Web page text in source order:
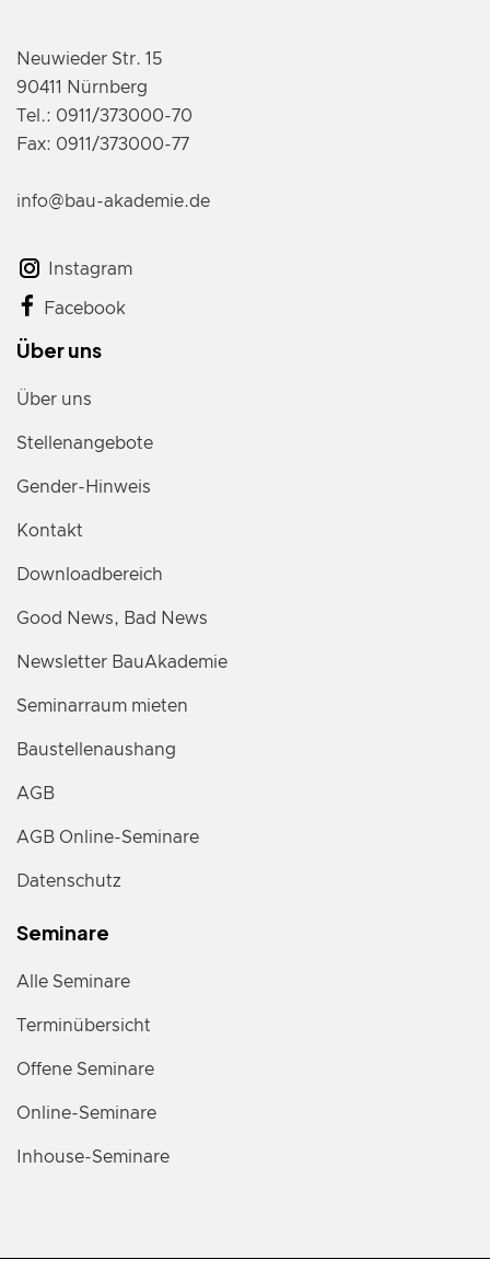
Neuwieder Str. 15
90411 Nürnberg
Tel.: 0911/373000-70
Fax: 0911/373000-77
info@bau-akademie.de
Instagram
Facebook
Über uns
Über uns
Stellenangebote
Gender-Hinweis
Kontakt
Downloadbereich
Good News, Bad News
Newsletter BauAkademie
Seminarraum mieten
Baustellenaushang
AGB
AGB Online-Seminare
Datenschutz
Seminare
Alle Seminare
Terminübersicht
Offene Seminare
Online-Seminare
Inhouse-Seminare